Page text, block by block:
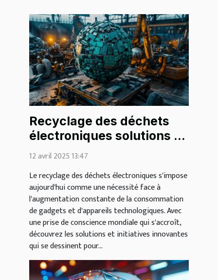
Recyclage des déchets
électroniques solutions et
initiatives pour un avenir
12 avril 2025 13:47
Le recyclage des déchets électroniques s'impose
aujourd'hui comme une nécessité face à
l'augmentation constante de la consommation
de gadgets et d'appareils technologiques. Avec
une prise de conscience mondiale qui s'accroît,
découvrez les solutions et initiatives innovantes
qui se dessinent pour...